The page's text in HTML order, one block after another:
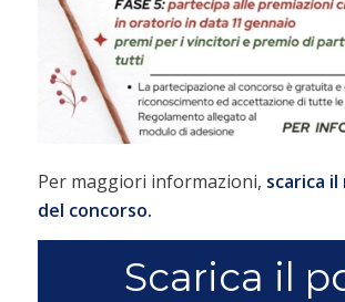
Per maggiori informazioni, scarica
del concorso.
Scarica il